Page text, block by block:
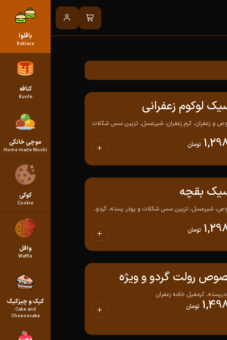
باقلوا
Baklava
کنافه
Kunfe
موچی خانگی
Home made Mochi
کوکی
Cookie
وافل
Waffle
کیک و چیزکیک
Cake and
Cheesecake
لوکوم زعفرانی
و زعفران، کرم زعفران، شیرعسل، تزیین سس شکلات
تومان
بقچه
شیرعسل، تزیین سس شکلات و پودر پسته، گردو،
تومان
رولت گردو و ویژه
کرمفیل خامه زعفران
تومان